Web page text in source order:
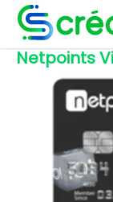
Netpoints